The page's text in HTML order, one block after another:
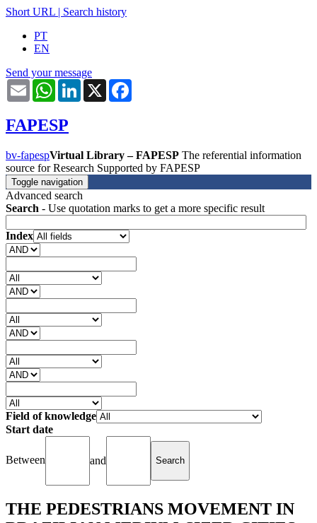
Short URL | Search history
PT
EN
Send your message
Email WhatsAppLinkedIn
X
FAPESP
bv-fapespVirtual Library – FAPESP The referential information
source for Research Supported by FAPESP
Toggle navigation
Advanced search
Search - Use quotation marks to get a more specific result
Index
Field of knowledge
Start date
Between and
THE PEDESTRIANS MOVEMENT IN